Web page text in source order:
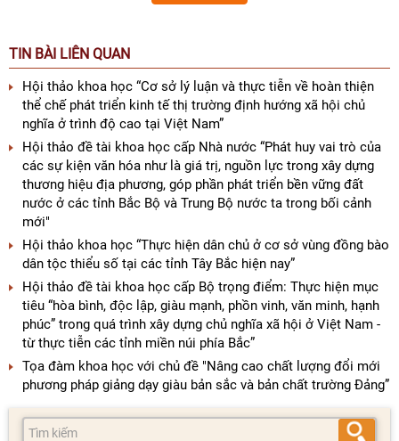
TIN BÀI LIÊN QUAN
Hội thảo khoa học “Cơ sở lý luận và thực tiễn về hoàn thiện
thể chế phát triển kinh tế thị trường định hướng xã hội chủ
nghĩa ở trình độ cao tại Việt Nam”
Hội thảo đề tài khoa học cấp Nhà nước “Phát huy vai trò của
các sự kiện văn hóa như là giá trị, nguồn lực trong xây dựng
thương hiệu địa phương, góp phần phát triển bền vững đất
nước ở các tỉnh Bắc Bộ và Trung Bộ nước ta trong bối cảnh
mới"
Hội thảo khoa học “Thực hiện dân chủ ở cơ sở vùng đồng bào
dân tộc thiểu số tại các tỉnh Tây Bắc hiện nay”
Hội thảo đề tài khoa học cấp Bộ trọng điểm: Thực hiện mục
tiêu “hòa bình, độc lập, giàu mạnh, phồn vinh, văn minh, hạnh
phúc” trong quá trình xây dựng chủ nghĩa xã hội ở Việt Nam -
từ thực tiễn các tỉnh miền núi phía Bắc”
Tọa đàm khoa học với chủ đề "Nâng cao chất lượng đổi mới
phương pháp giảng dạy giàu bản sắc và bản chất trường Đảng”